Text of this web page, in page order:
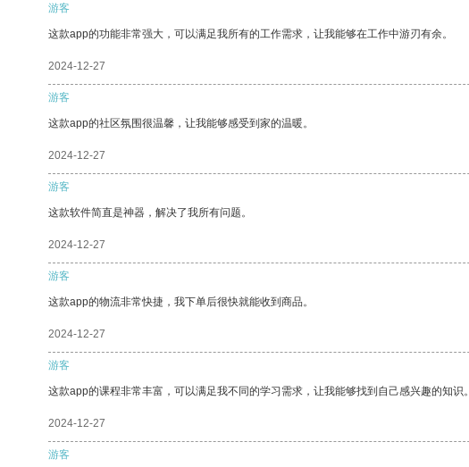
游客
这款app的功能非常强大，可以满足我所有的工作需求，让我能够在工作中游刃有余。
2024-12-27
游客
这款app的社区氛围很温馨，让我能够感受到家的温暖。
2024-12-27
游客
这款软件简直是神器，解决了我所有问题。
2024-12-27
游客
这款app的物流非常快捷，我下单后很快就能收到商品。
2024-12-27
游客
这款app的课程非常丰富，可以满足我不同的学习需求，让我能够找到自己感兴趣的知识。
2024-12-27
游客